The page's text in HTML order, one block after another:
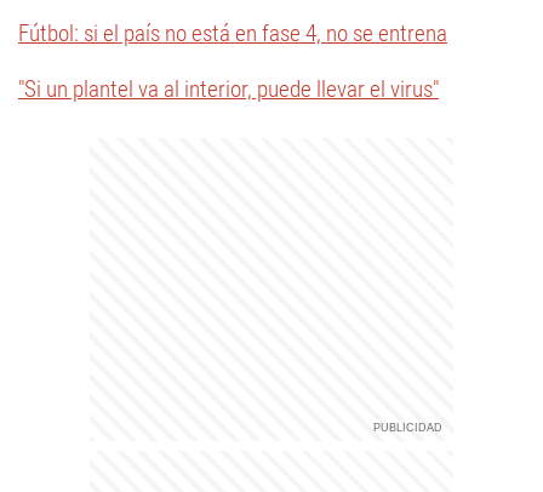
Fútbol: si el país no está en fase 4, no se entrena
"Si un plantel va al interior, puede llevar el virus"